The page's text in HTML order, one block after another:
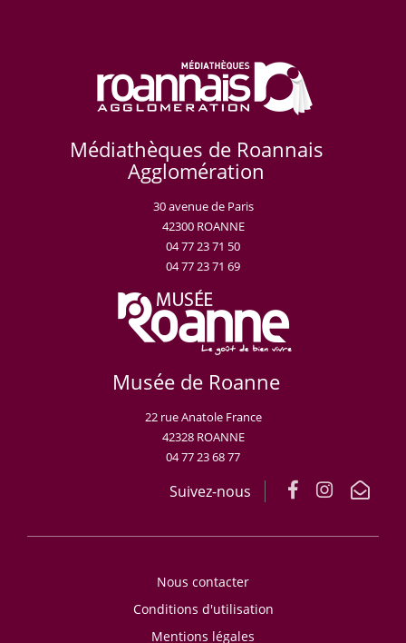
Médiathèques de Roannais
Agglomération
30 avenue de Paris
42300 ROANNE
04 77 23 71 50
04 77 23 71 69
Musée de Roanne
22 rue Anatole France
42328 ROANNE
04 77 23 68 77
Suivez-nous
Nous contacter
Conditions d'utilisation
Mentions légales